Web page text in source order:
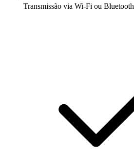
Transmissão via Wi-Fi ou Bluetooth